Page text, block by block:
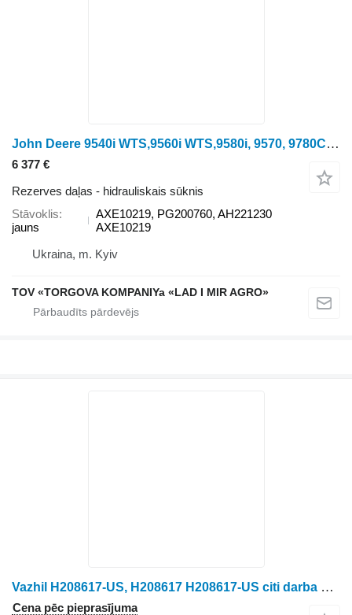
John Deere 9540i WTS,9560i WTS,9580i, 9570, 9780CTS AXE10219 hidrauliskais sūknis paredzēts John Deere 9540i WTS,9560i WTS,9580i, 9570, 9780CTS kombaina
6 377 €
Rezerves daļas - hidrauliskais sūknis
Stāvoklis
jauns
AXE10219, PG200760, AH221230
AXE10219
Ukraina, m. Kyiv
TOV «TORGOVA KOMPANIYa «LAD I MIR AGRO»
Vazhil H208617-US, H208617 H208617-US citi darba elelmenti paredzēts John Deere 9560 STS, 9570 STS, 9650 STS, 9660 graudu kombaina
Cena pēc pieprasījuma